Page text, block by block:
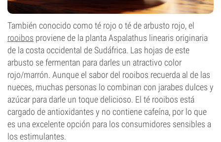
También conocido como té rojo o té de arbusto rojo, el
rooibos proviene de la planta Aspalathus linearis originaria
de la costa occidental de Sudáfrica. Las hojas de este
arbusto se fermentan para darles un atractivo color
rojo/marrón. Aunque el sabor del rooibos recuerda al de las
nueces, muchas personas lo combinan con jarabes dulces y
azúcar para darle un toque delicioso. El té rooibos está
cargado de antioxidantes y no contiene cafeína, por lo que
es una excelente opción para los consumidores sensibles a
los estimulantes.